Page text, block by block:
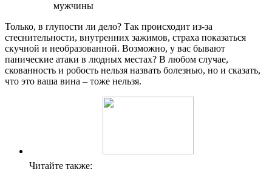
Только, в глупости ли дело? Так происходит из-за
стеснительности, внутренних зажимов, страха показаться
скучной и необразованной. Возможно, у вас бывают
панические атаки в людных местах? В любом случае,
скованность и робость нельзя назвать болезнью, но и сказать,
что это ваша вина – тоже нельзя.
Читайте также: